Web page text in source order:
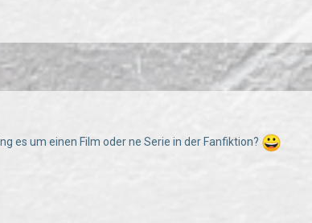
es um einen Film oder ne Serie in der Fanfiktion?